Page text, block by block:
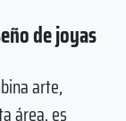
de joyas
arte,
área, es